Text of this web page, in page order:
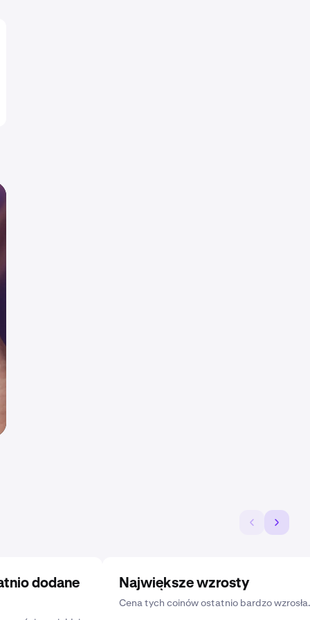
dodane Największe wzrosty
Cena tych coinów ostatnio bardzo wzrosła.